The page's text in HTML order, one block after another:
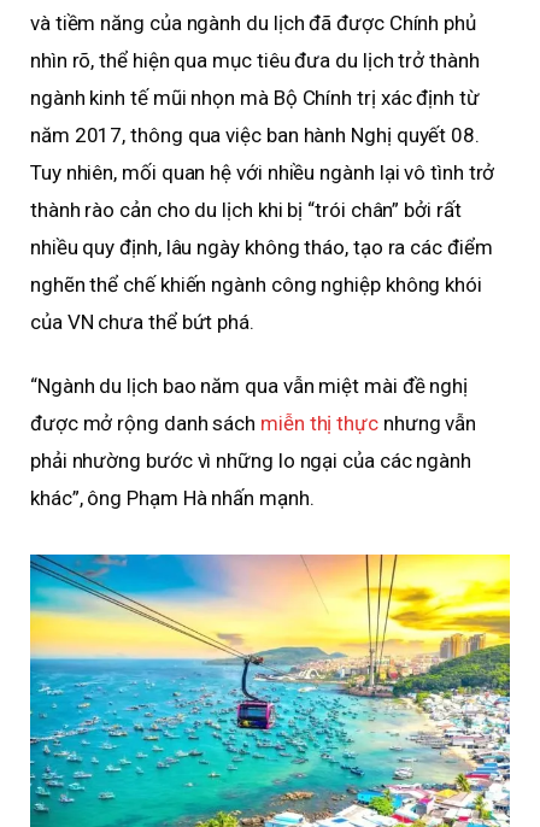
và tiềm năng của ngành du lịch đã được Chính phủ
nhìn rõ, thể hiện qua mục tiêu đưa du lịch trở thành
ngành kinh tế mũi nhọn mà Bộ Chính trị xác định từ
năm 2017, thông qua việc ban hành Nghị quyết 08.
Tuy nhiên, mối quan hệ với nhiều ngành lại vô tình trở
thành rào cản cho du lịch khi bị “trói chân” bởi rất
nhiều quy định, lâu ngày không tháo, tạo ra các điểm
nghẽn thể chế khiến ngành công nghiệp không khói
của VN chưa thể bứt phá.
“Ngành du lịch bao năm qua vẫn miệt mài đề nghị
được mở rộng danh sách miễn thị thựcnhưng vẫn
phải nhường bước vì những lo ngại của các ngành
khác”, ông Phạm Hà nhấn mạnh.